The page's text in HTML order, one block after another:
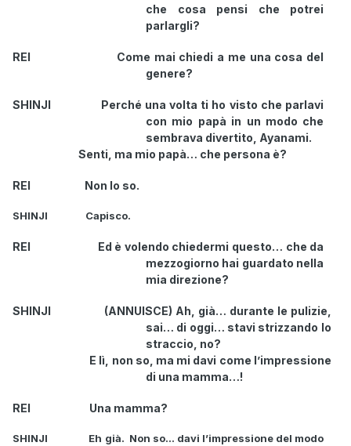
che cosa pensi che potrei
parlargli?
REI Come mai chiedi a me una cosa del
genere?
SHINJI Perché una volta ti ho visto che parlavi
con mio papà in un modo che
sembrava divertito, Ayanami.
Senti, ma mio papà… che persona è?
REI Non lo so.
SHINJI Capisco.
REI Ed è volendo chiedermi questo… che da
mezzogiorno hai guardato nella
mia direzione?
SHINJI (ANNUISCE) Ah, già… durante le pulizie,
sai… di oggi… stavi strizzando lo
straccio, no?
E lì, non so, ma mi davi come l’impressione
di una mamma…!
REI Una mamma?
SHINJI Eh già. Non so… davi l’impressione del modo